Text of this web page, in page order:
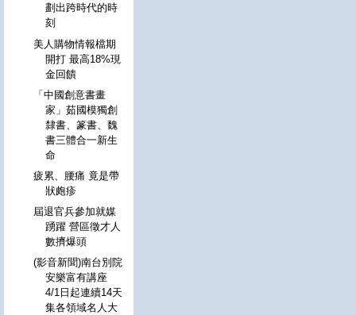
劃出跨時代的時
刻
美人購物情報檔期
開打 最高18%現
金回饋
「中國創意書畫
家」茹國模獨創
隸書、篆書、魏
書三體合一新生
命
疲累、腰痛 竟是帶
狀皰疹
屆退官兵參加就媒
踴躍 營區徵才人
數擠爆頭
(影音新聞)南台別院
安樂富有講座
4/1日起連續14天
集各領域名人大